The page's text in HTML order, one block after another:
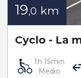
19,0 km
Cyclo - La
1h 15min
Medio